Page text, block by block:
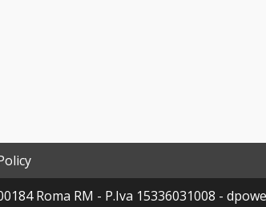
Roma RM - P.Iva 15336031008 -